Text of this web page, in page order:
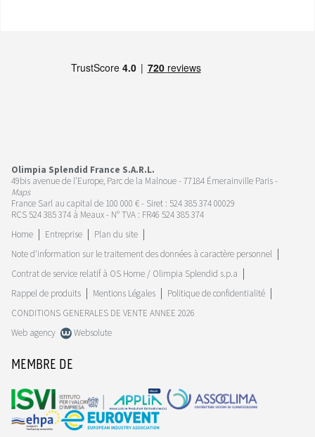
Olimpia Splendid France S.A.R.L.
49bis avenue de l’Europe, Parc de la Malnoue - 77184 Émerainville Paris -
Maps
France Sarl au capital de 100 000 € - Siret : 524 385 374 00029
RCS 524 385 374 à Meaux - N° TVA : FR46 524 385 374
Home
Entreprise
Plan du site
Note d'information sur le traitement des données à caractère personnel
Contrat de service relatif à OS Home / Olimpia Splendid s.p.a
Rappel de produits
Mentions Légales
Politique de confidentialité
CONDITIONS GENERALES DE VENTE ANNEE 2026
Web agency
Websolute
MEMBRE DE